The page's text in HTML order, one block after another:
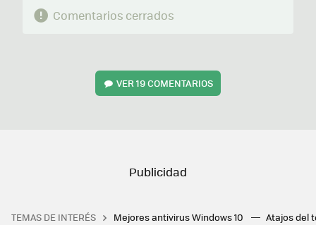
Comentarios cerrados
VER19 COMENTARIOS
TEMAS DE INTERÉS Mejores antivirus Windows 10 Atajos del